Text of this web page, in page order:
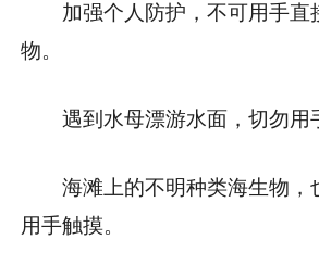
加强个人防护，不可用手直
物。
遇到水母漂游水面，切勿用
海滩上的不明种类海生物，
用手触摸。